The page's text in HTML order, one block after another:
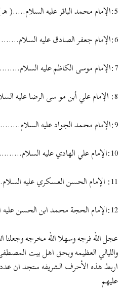
5:الإمام محمد الباقر عليه السلام.....( هـ )
6:الإمام جعفر الصادق عليه السلام..........( ا )
7:الإمام موسى الكاظم عليه السلام.............( ل )
8: الإمام علي أبن مو سى الرضا عليه السلام........( ا )
9:الإمام محمد الجواد عليه السلام...........................( ا )
10:الإمام علي الهادي عليه السلام...............................( ل )
11: الإمام الحسن العسكري عليه السلام........................( ل )
12:الإمام الحجة محمد ابن الحسن عليه السلام.........( هـ )
عجل الله فرجه وسهلا الله مخرجه وجعلنا
والليالي العظيمه وبحق اهل بيت
اربط هذه الأحرف الشريفه ستجد ان
عليهم